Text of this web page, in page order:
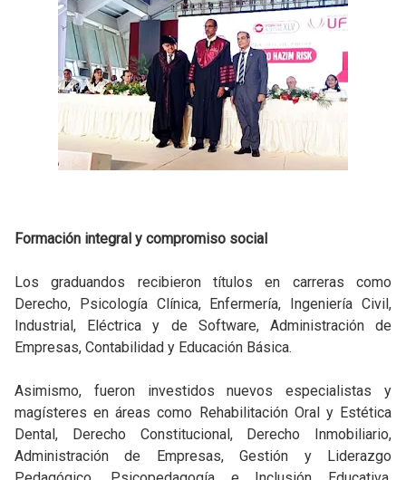
Formación integral y compromiso social
Los graduandos recibieron títulos en carreras como
Derecho, Psicología Clínica, Enfermería, Ingeniería Civil,
Industrial, Eléctrica y de Software, Administración de
Empresas, Contabilidad y Educación Básica.
Asimismo, fueron investidos nuevos especialistas y
magísteres en áreas como Rehabilitación Oral y Estética
Dental, Derecho Constitucional, Derecho Inmobiliario,
Administración de Empresas, Gestión y Liderazgo